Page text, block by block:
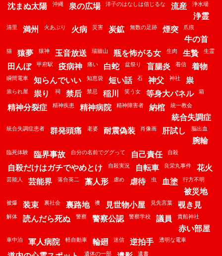
沈まぬ太陽 沖縄 泉の広場 洋子のはなしは信じるな 流産 浄水場
浄霊
清里 満州 火あぶり 火病 災害 炭鉱 無数の足跡 煙突 爪痕
牛の首
猫 猿夢 猿神 玉音放送 瑞牆山 瓶を怖がる女 生肉 生贄 生霊
田んぼ 甲府駅 疫病神 痛い 白蛇 盆祭り 盲腸炎 着信 着物
瞬間電車 知らんでいい 知恵袋 短い話 石 神父 神社 祟
祟られ屋 祟り 祠 禁后 禁忌 稲川 笑う女 等身大パネル 箱
精神分裂症 精神疾患 精神病院 精神障害者 納棺 統一教会
統合失調症
統合失調症患者 群発頭痛 老婆 耐震偽装 肖像画 肝試し 脳出血
腕輪
臨死体験 臨界事故 自分の名前でググって 自己責任 自殺
自殺だけはガチでやめとけ 自殺実況 自転車 良栄丸事件 花火
芸能人 芸能界 落合英二 藁人形 虐め 虐待 虫 血塗 行方不明
被災地
被爆 装束 裏社会 裏路地 襖 見世物小屋 見先言葉 覗き見
解体 読んだら死ぬ 警察 警察公認 警察学校 議員 貴船神社
赤い部屋
車中泊 軍人病院 軽自動車 輪廻 迷信 逆拍手 透明な電車
遺体の一部 遺書